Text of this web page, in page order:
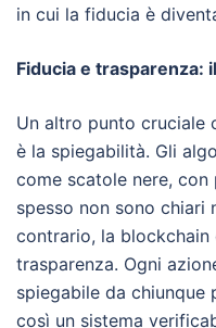
in cui la fiducia è
Fiducia e trasparenza:
Un altro punto cruciale
è la spiegabilità. Gli
come scatole nere,
spesso non sono chiari
contrario, la
trasparenza. Ogni
spiegabile da
così un sistema